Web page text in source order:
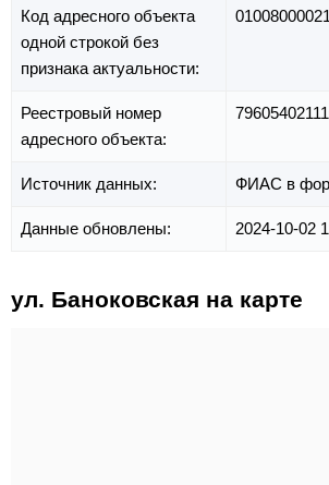
Код адресного объекта
одной строкой без
признака актуальности:
Реестровый номер
адресного объекта:
Источник данных: ФИАС в
Данные обновлены: 2024-10-02
ул. Баноковская на карте